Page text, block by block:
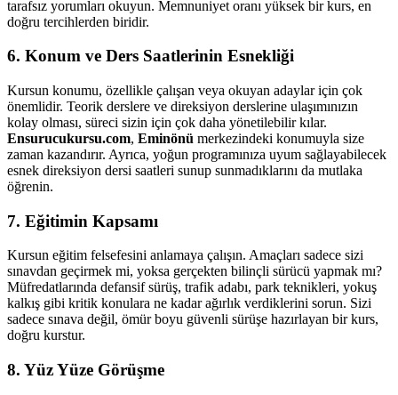
tarafsız yorumları okuyun. Memnuniyet oranı yüksek bir kurs, en
doğru tercihlerden biridir.
6. Konum ve Ders Saatlerinin Esnekliği
Kursun konumu, özellikle çalışan veya okuyan adaylar için çok
önemlidir. Teorik derslere ve direksiyon derslerine ulaşımınızın
kolay olması, süreci sizin için çok daha yönetilebilir kılar.
Ensurucukursu.com, Eminönü merkezindeki konumuyla size
zaman kazandırır. Ayrıca, yoğun programınıza uyum sağlayabilecek
esnek direksiyon dersi saatleri sunup sunmadıklarını da mutlaka
öğrenin.
7. Eğitimin Kapsamı
Kursun eğitim felsefesini anlamaya çalışın. Amaçları sadece sizi
sınavdan geçirmek mi, yoksa gerçekten bilinçli sürücü yapmak mı?
Müfredatlarında defansif sürüş, trafik adabı, park teknikleri, yokuş
kalkış gibi kritik konulara ne kadar ağırlık verdiklerini sorun. Sizi
sadece sınava değil, ömür boyu güvenli sürüşe hazırlayan bir kurs,
doğru kurstur.
8. Yüz Yüze Görüşme